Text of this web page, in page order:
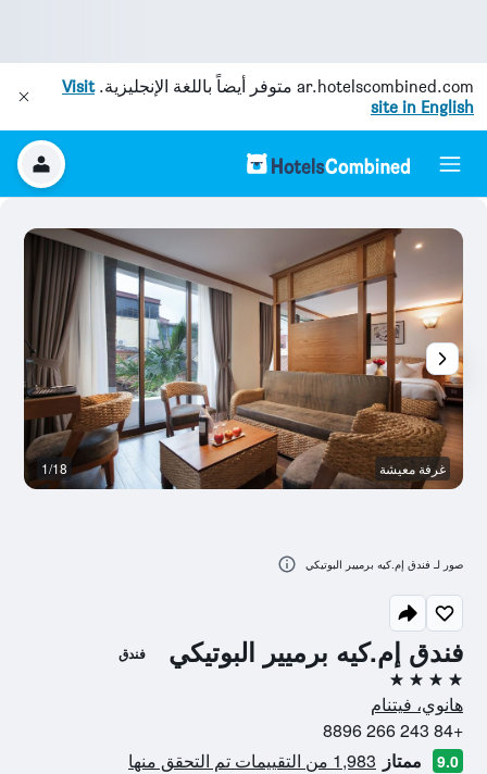
ar.hotelscombined.com متوفر أيضاً باللغة الإنجليزية.Visit
site in English
فندق إم.كيه برميير البوتيكي فندق
4 نجوم
هانوي، فيتنام
+84 243 266 8896
9.0 ممتاز 1,983 من التقييمات تم التحقق منها
غرفة معيشة 1/18
صور لـ فندق إم.كيه برميير البوتيكي